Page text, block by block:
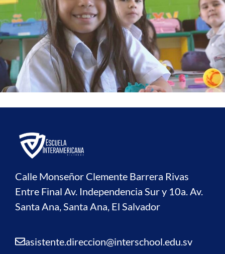
Calle Monseñor Clemente Barrera Rivas
Entre Final Av. Independencia Sur y 10a. Av.
Santa Ana, Santa Ana, El Salvador
asistente.direccion@interschool.edu.sv